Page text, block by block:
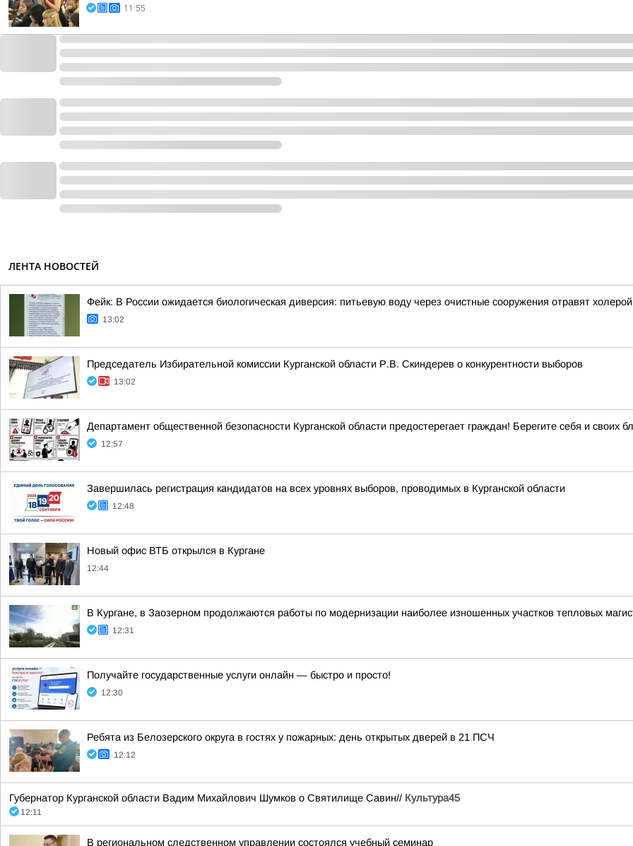
11:55
ЛЕНТА НОВОСТЕЙ
Фейк: В России ожидается биологическая диверсия: питьевую воду через очистные сооружения отравят холерой
13:02
Председатель Избирательной комиссии Курганской области Р.В. Скиндерев о конкурентности выборов
13:02
Департамент общественной безопасности Курганской области предостерегает граждан! Берегите себя и своих
12:57
Завершилась регистрация кандидатов на всех уровнях выборов, проводимых в Курганской области
12:48
Новый офис ВТБ открылся в Кургане
12:44
В Кургане, в Заозерном продолжаются работы по модернизации наиболее изношенных участков тепловых
12:31
Получайте государственные услуги онлайн — быстро и просто!
12:30
Ребята из Белозерского округа в гостях у пожарных: день открытых дверей в 21 ПСЧ
12:12
Губернатор Курганской области Вадим Михайлович Шумков о Святилище Савин// Культура45
12:11
В региональном следственном управлении состоялся учебный семинар